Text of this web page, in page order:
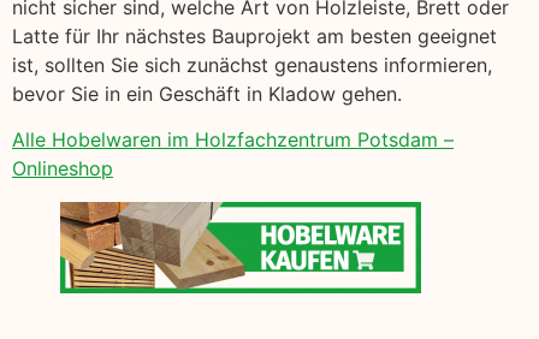
nicht sicher sind, welche Art von Holzleiste, Brett oder
Latte für Ihr nächstes Bauprojekt am besten geeignet
ist, sollten Sie sich zunächst genaustens informieren,
bevor Sie in ein Geschäft in Kladow gehen.
Alle Hobelwaren im Holzfachzentrum Potsdam –
Onlineshop